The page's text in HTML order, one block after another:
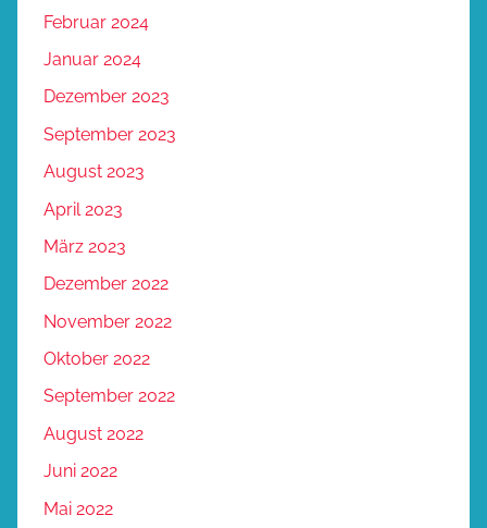
Februar 2024
Januar 2024
Dezember 2023
September 2023
August 2023
April 2023
März 2023
Dezember 2022
November 2022
Oktober 2022
September 2022
August 2022
Juni 2022
Mai 2022